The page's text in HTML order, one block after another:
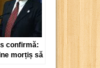
confirmă:
morțiș să